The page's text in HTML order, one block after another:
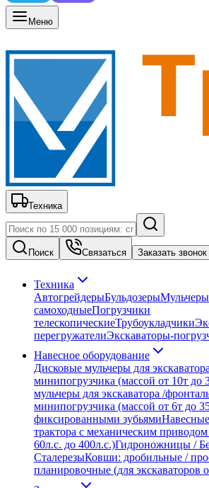
Меню
Техника
Поиск Связаться Заказать звонок
Техника
АвтогрейдерыБульдозерыМульчеры
самоходныеПогрузчики
телескопическиеТрубоукладчики
перегружателиЭкскаваторы-
Навесное оборудование
Дисковые мульчеры для
минипогрузчика (массой от 10т до
мульчеры для экскаватора /
минипогрузчика (массой от 6т до
фиксированными зубьями
трактора с механическим приводом
60л.с. до 400л.с.)Гидроножницы /
СталерезыКовши: дробильные /
планировочные (для экскаваторов